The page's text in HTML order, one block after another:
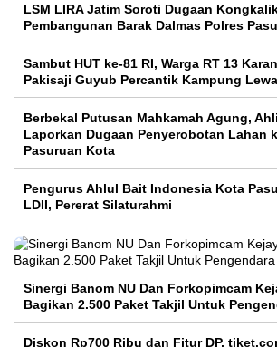
LSM LIRA Jatim Soroti Dugaan
Pembangunan Barak Dalmas Polres
Sambut HUT ke-81 RI, Warga RT 13
Pakisaji Guyub Percantik Kampung
Berbekal Putusan Mahkamah Agung,
Laporkan Dugaan Penyerobotan Lahan
Pasuruan Kota
Pengurus Ahlul Bait Indonesia Kota
LDII, Pererat Silaturahmi
Sinergi Banom NU Dan Forkopimcam
Bagikan 2.500 Paket Takjil Untuk
Diskon Rp700 Ribu dan Fitur DP,